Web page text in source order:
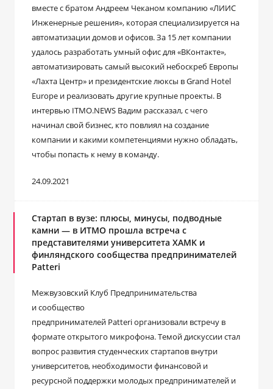
вместе с братом Андреем Чеканом компанию «ЛИИС
Инженерные решения», которая специализируется на
автоматизации домов и офисов. За 15 лет компании
удалось разработать умный офис для «ВКонтакте»,
автоматизировать самый высокий небоскреб Европы
«Лахта Центр» и президентские люксы в Grand Hotel
Europe и реализовать другие крупные проекты. В
интервью ITMO.NEWS Вадим рассказал, с чего
начинал свой бизнес, кто повлиял на создание
компании и какими компетенциями нужно обладать,
чтобы попасть к нему в команду.
24.09.2021
Стартап в вузе: плюсы, минусы, подводные
камни — в ИТМО прошла встреча с
представителями университета XAMK и
финляндского сообщества предпринимателей
Patteri
Межвузовский Клуб Предпринимательства
и сообщество
предпринимателей Patteri организовали встречу в
формате открытого микрофона. Темой дискуссии стал
вопрос развития студенческих стартапов внутри
университетов, необходимости финансовой и
ресурсной поддержки молодых предпринимателей и